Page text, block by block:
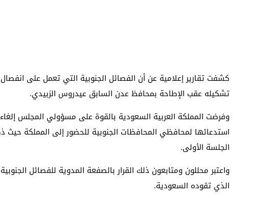
كشفت تقارير إعلامية عن أن الفصائل الجنوبية التي تعمل على
تشكيله عقب الإطاحة بمحافظ عدن السابق عيدروس الزبيدي.
استدعائها لمحافظي المحافظات الجنوبية للحضور إلى المملكة
الجلسة الأولى.
واعتبر محللون ومتابعون ذلك القرار بالصفعة المدوية للفصائل
الذي تقوده السعودية.